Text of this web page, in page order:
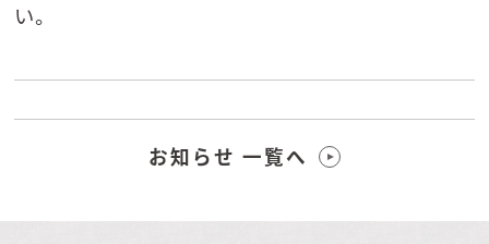
い。
お知らせ 一覧へ